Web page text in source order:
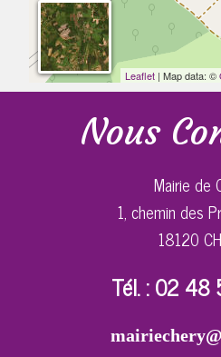
Leaflet| Map data: ©
Nous
Mairie de
1, chemin des
18120
Tél. : 02 48